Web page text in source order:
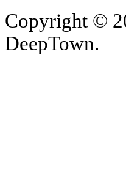
Copyright ©
DeepTown.